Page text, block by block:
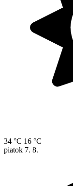
34 °C 16 °C
piatok 7. 8.